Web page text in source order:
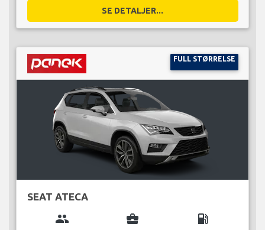
SE DETALJER...
FULL STØRRELSE
SEAT ATECA
group business_center local_gas_station